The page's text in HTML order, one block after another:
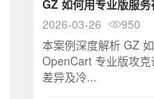
GZ 如何用专业版服
2026-03-26
950
本案例深度解析 GZ
OpenCart 专业版攻
差异及冷...